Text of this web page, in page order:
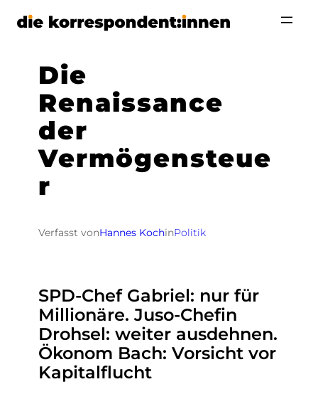
Zum
Die
Renaissance
der
Vermögensteue
r
Verfasst vonHannes KochinPolitik
SPD-Chef Gabriel: nur für
Millionäre. Juso-Chefin
Drohsel: weiter ausdehnen.
Ökonom Bach: Vorsicht vor
Kapitalflucht